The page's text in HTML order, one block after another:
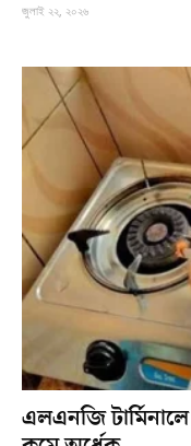
জুলাই ২২, ২০২৬
এলএনজি